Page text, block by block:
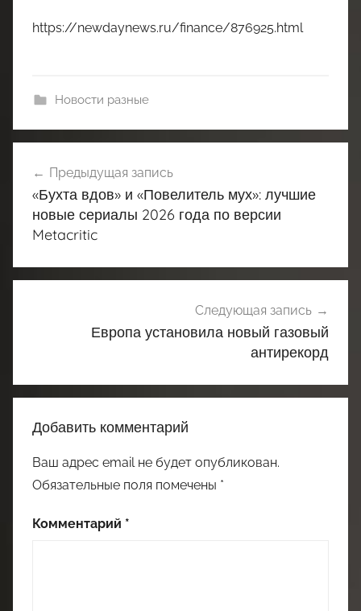
https://newdaynews.ru/finance/876925.html
Новости разные
по
записям
Предыдущая запись
«Бухта вдов» и «Повелитель мух»: лучшие
новые сериалы 2026 года по версии
Metacritic
Следующая запись
Европа установила новый газовый
антирекорд
Добавить комментарий
Ваш адрес email не будет опубликован.
Обязательные поля помечены *
Комментарий *